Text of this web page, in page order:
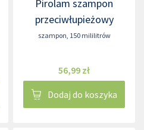
Pirolam szampon
przeciwłupieżowy
szampon, 150 mililitrów
56,99 zł
Dodaj do koszyka